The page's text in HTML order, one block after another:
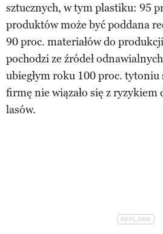
sztucznych, w tym plastiku: 95
produktów może być poddana
90 proc. materiałów do
pochodzi ze źródeł
ubiegłym roku 100 proc. tytoniu
firmę nie wiązało się z ryzykiem
lasów.